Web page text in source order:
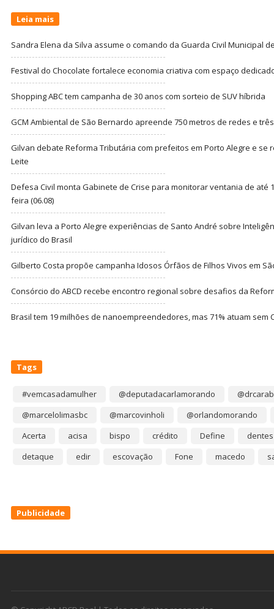
Leia mais
Sandra Elena da Silva assume o comando da Guarda Civil Municipal
Festival do Chocolate fortalece economia criativa com espaço
Shopping ABC tem campanha de 30 anos com sorteio de SUV híbrida
GCM Ambiental de São Bernardo apreende 750 metros de redes e
Gilvan debate Reforma Tributária com prefeitos em Porto Alegre e se
Leite
Defesa Civil monta Gabinete de Crise para monitorar ventania de até
feira (06.08)
Gilvan leva a Porto Alegre experiências de Santo André sobre
jurídico do Brasil
Gilberto Costa propõe campanha Idosos Órfãos de Filhos Vivos em
Consórcio do ABCD recebe encontro regional sobre desafios da
Brasil tem 19 milhões de nanoempreendedores, mas 71% atuam sem
Tags
#vemcasadamulher @deputadacarlamorando
@marcelolimasbc
@marcovinholi
@orlandomorando
Acerta
acisa bispo crédito Define
dentes
detaque
edir escovação Fone macedo
Publicidade